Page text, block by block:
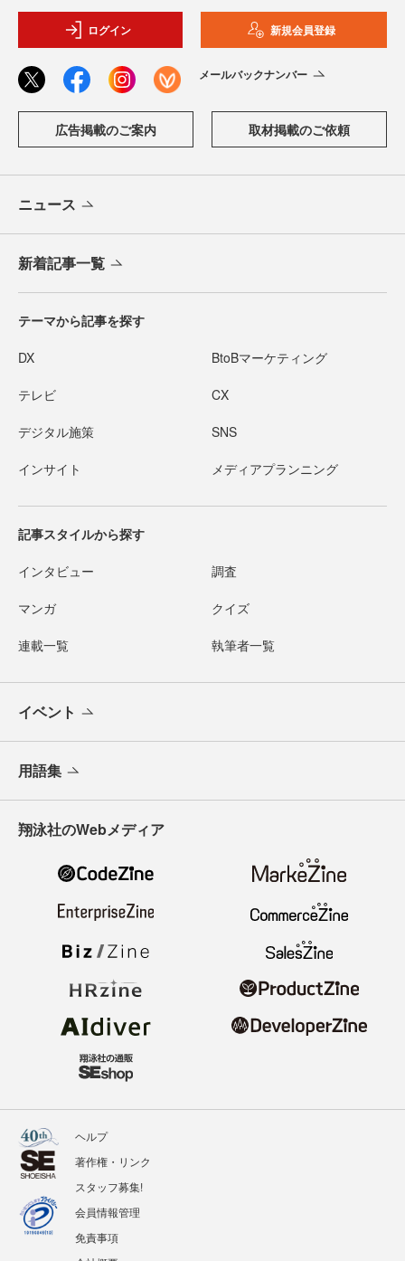
ログイン 新規会員登録
メールバックナンバー
広告掲載のご案内 取材掲載のご依頼
ニュース
新着記事一覧
テーマから記事を探す
DX BtoBマーケティング
テレビ CX
デジタル施策 SNS
インサイト メディアプランニング
記事スタイルから探す
インタビュー 調査
マンガ クイズ
連載一覧 執筆者一覧
イベント
用語集
翔泳社のWebメディア
ヘルプ
著作権・リンク
スタッフ募集!
会員情報管理
免責事項